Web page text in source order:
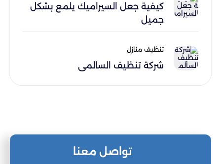
كيفية جعل السيراميك يلمع بشكل
جميل
تنظيف منازل
شركة تنظيف السالمي
تواصل معنا